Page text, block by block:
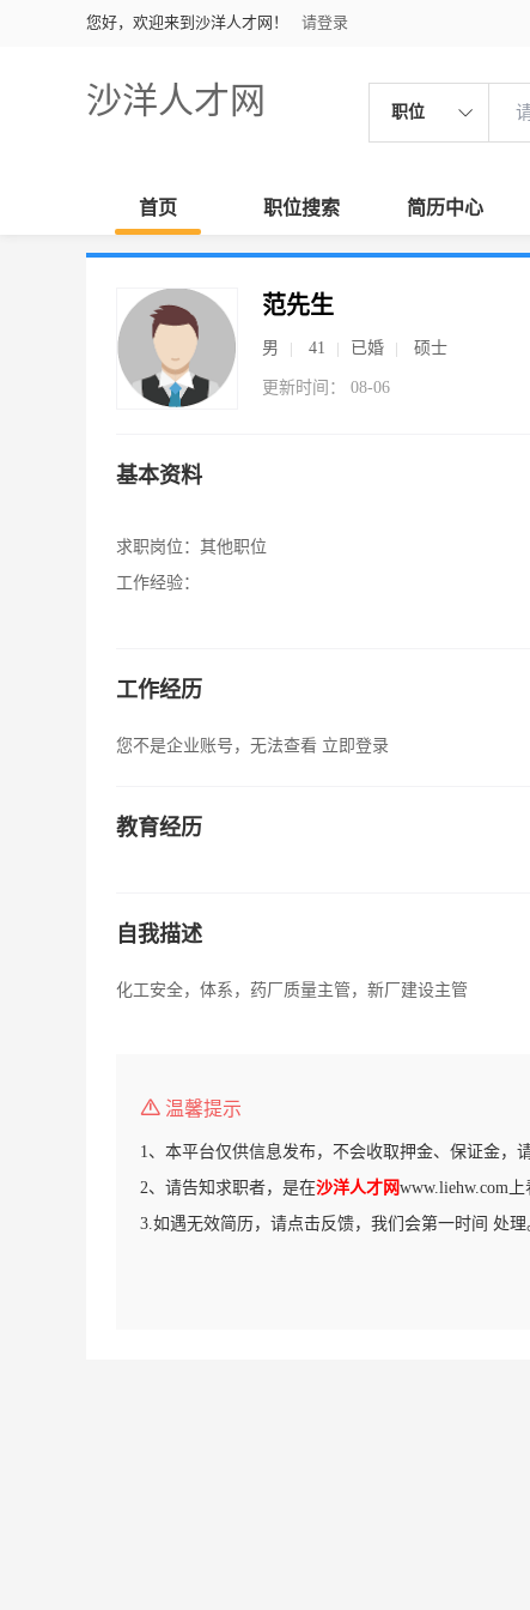
您好，欢迎来到沙洋人才网！ 请登录
沙洋人才网 职位
首页 职位搜索 简历中心
范先生
男 41 已婚 硕士
更新时间： 08-06
基本资料
求职岗位： 其他职位
工作经验：
工作经历
您不是企业账号，无法查看 立即登录
教育经历
自我描述
化工安全，体系，药厂质量主管，新厂建设主管
温馨提示
1、本平台仅供信息发布，不会收取押金、保证金，
2、请告知求职者，是在沙洋人才网www.liehw.com上
3.如遇无效简历，请点击反馈，我们会第一时间 处理